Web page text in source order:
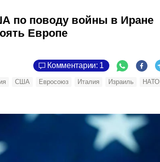
по поводу войны в Иране
Европе
Комментарии: 1
США Евросоюз Италия Израиль
НАТО